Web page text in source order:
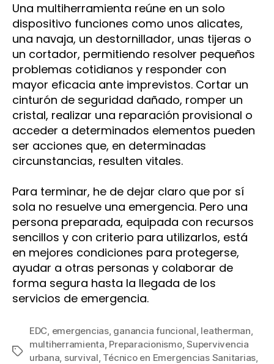
Una multiherramienta reúne en un solo
dispositivo funciones como unos alicates,
una navaja, un destornillador, unas tijeras o
un cortador, permitiendo resolver pequeños
problemas cotidianos y responder con
mayor eficacia ante imprevistos. Cortar un
cinturón de seguridad dañado, romper un
cristal, realizar una reparación provisional o
acceder a determinados elementos pueden
ser acciones que, en determinadas
circunstancias, resulten vitales.
Para terminar, he de dejar claro que por sí
sola no resuelve una emergencia. Pero una
persona preparada, equipada con recursos
sencillos y con criterio para utilizarlos, está
en mejores condiciones para protegerse,
ayudar a otras personas y colaborar de
forma segura hasta la llegada de los
servicios de emergencia.
Etiquetas
EDC, emergencias, ganancia funcional, leatherman,
multiherramienta, Preparacionismo,Supervivencia
urbana, survival, Técnico en Emergencias Sanitarias,